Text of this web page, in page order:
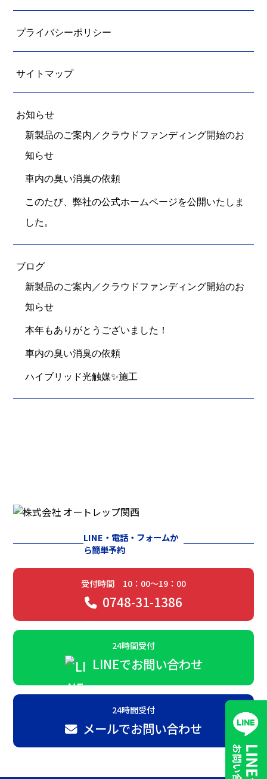
プライバシーポリシー
サイトマップ
お知らせ
新製品のご案内／クラウドファンディング開始のお
知らせ
車内の臭い消臭の依頼
このたび、弊社の公式ホームページを公開いたしま
した。
ブログ
新製品のご案内／クラウドファンディング開始のお
知らせ
本年もありがとうございました！
車内の臭い消臭の依頼
ハイブリッド光触媒✨施工
LINE・電話・フォームか
ら簡単予約
受付時間 10：00～19：00
0748-31-1386
24時間受付
LINEでお問い合わせ
24時間受付
メールでお問い合わせ